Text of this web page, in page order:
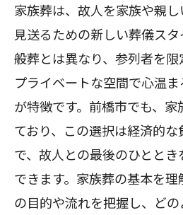
前橋市での家族葬
温かい雰囲気を演
無駄を省いた前橋市の
シンプルで効率的な
前橋市での家族葬
不要なオプションを
前橋市の葬儀会社の
コストパフォーマ
家族葬は、故人を家族や親
見送るための新しい葬儀ス
般葬とは異なり、参列者を限
プライベートな空間で心温
が特徴です。前橋市でも、
ており、この選択は経済的
で、故人との最後のひとと
できます。家族葬の基本を
の目的や流れを把握し、ど